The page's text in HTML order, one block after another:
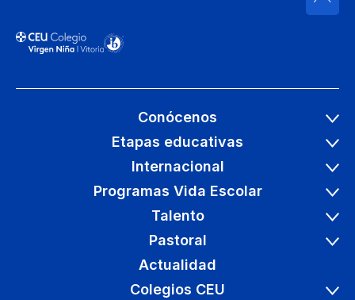
Conócenos
Etapas educativas
Internacional
Programas Vida Escolar
Talento
Pastoral
Actualidad
Colegios CEU